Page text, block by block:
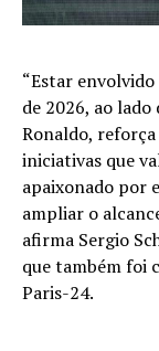
“Estar
de 2026, ao
Ronaldo,
iniciativas que
apaixonado por
ampliar o
afirma Sergio
que também foi
Paris-24.